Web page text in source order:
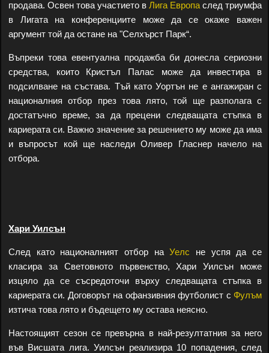
продава. Освен това участието в Лига Европа след триумфа
в Лигата на конференциите може да се окаже важен
аргумент той да остане на "Селхърст Парк“.
Въпреки това евентуална продажба би донесла сериозни
средства, които Кристъл Палас може да инвестира в
подсилване на състава. Тъй като Уортън не е ангажиран с
националния отбор през това лято, той ще разполага с
достатъчно време, за да прецени следващата стъпка в
кариерата си. Важно значение за решението му може да има
и въпросът кой ще наследи Оливер Гласнер начело на
отбора.
Хари Уилсън
След като националният отбор наУелс не успя да се
класира за Световното първенство, Хари Уилсън може
изцяло да се съсредоточи върху следващата стъпка в
кариерата си. Договорът на офанзивния футболист с Фулъм
изтича това лято и бъдещето му остава неясно.
Настоящият сезон се превърна в най-резултатния за него
във Висшата лига. Уилсън реализира 10 попадения, след